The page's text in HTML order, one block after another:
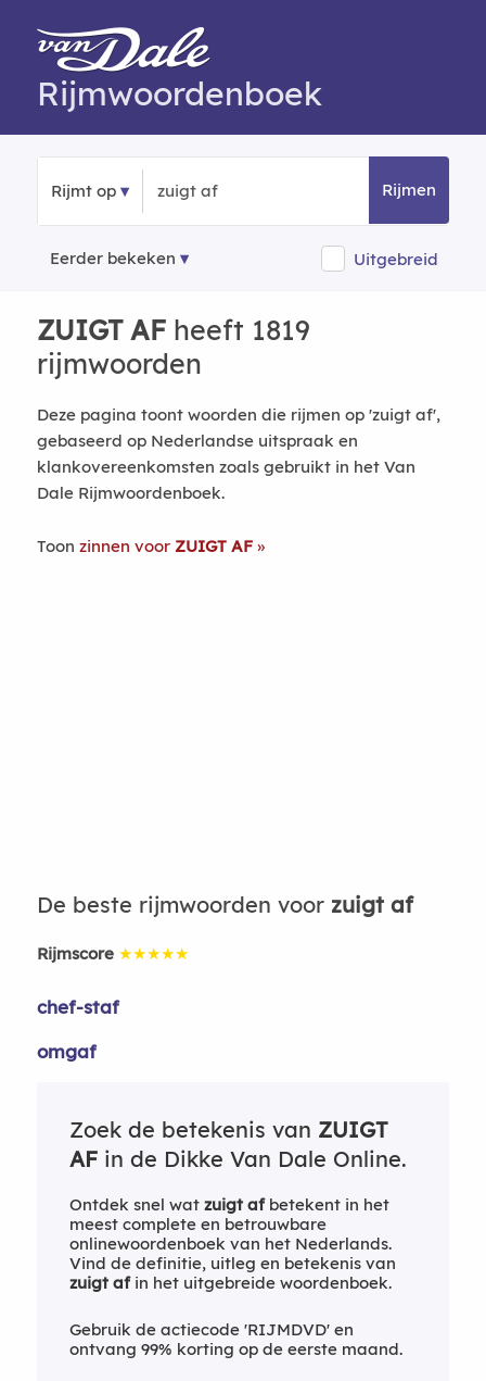
Rijmwoordenboek
Rijmt op Rijmen
Eerder bekeken Uitgebreid
ZUIGT AFheeft 1819
rijmwoorden
Deze pagina toont woorden die rijmen op 'zuigt af',
gebaseerd op Nederlandse uitspraak en
klankovereenkomsten zoals gebruikt in het Van
Dale Rijmwoordenboek.
Toon zinnen voor ZUIGT AF
De beste rijmwoorden voor zuigt af
Rijmscore ★★★★★
chef-staf
omgaf
Zoek de betekenis van ZUIGT
AFin de Dikke Van Dale Online.
Ontdek snel wat zuigt afbetekent in het
meest complete en betrouwbare
onlinewoordenboek van het Nederlands.
Vind de definitie, uitleg en betekenis van
zuigt afin het uitgebreide woordenboek.
Gebruik de actiecode 'RIJMDVD' en
ontvang 99% korting op de eerste maand.